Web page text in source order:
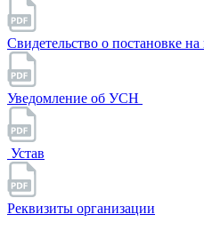
Свидетельство о постановке
Уведомление об УСН
Устав
Реквизиты организации